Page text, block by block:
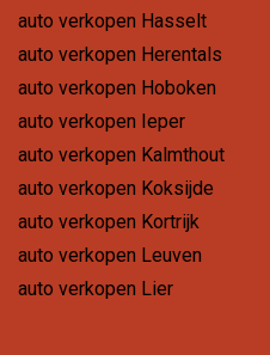
auto verkopen Hasselt
auto verkopen Herentals
auto verkopen Hoboken
auto verkopen Ieper
auto verkopen Kalmthout
auto verkopen Koksijde
auto verkopen Kortrijk
auto verkopen Leuven
auto verkopen Lier